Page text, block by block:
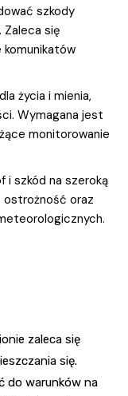
szkody
Zaleca się
życia i mienia,
Wymagana jest
monitorowanie
i szkód na szeroką
ostrożność oraz
zaleca się
się.
do warunków na